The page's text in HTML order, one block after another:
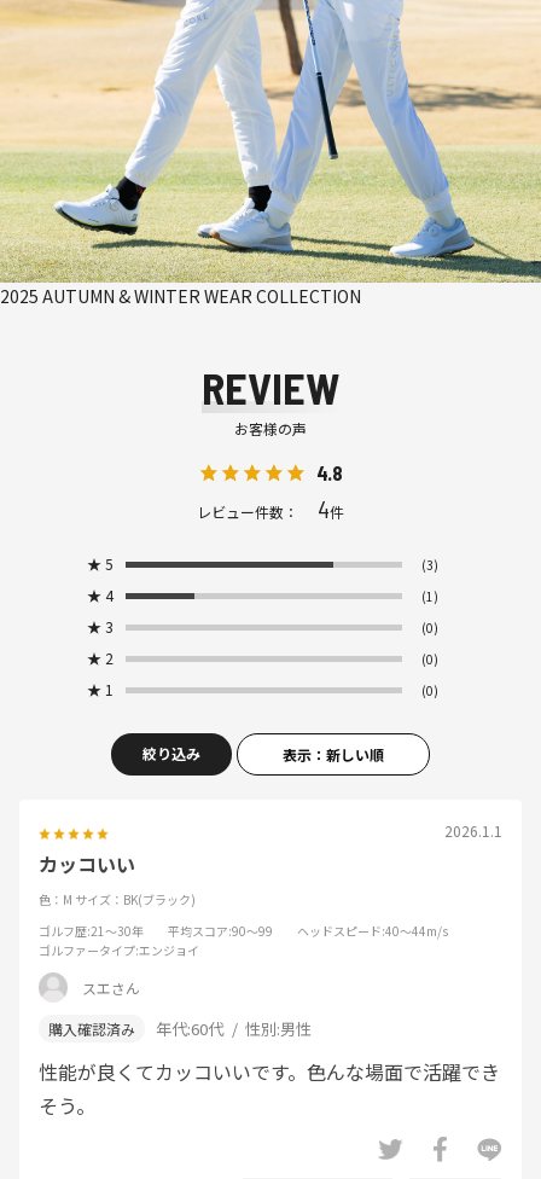
2025 AUTUMN & WINTER WEAR COLLECTION
REVIEW
お客様の声
4.8
レビュー件数： 4件
★ 5 (3)
★ 4 (1)
★ 3 (0)
★ 2 (0)
★ 1 (0)
絞り込み 表示：新しい順
2026.1.1
カッコいい
色：M サイズ：BK(ブラック)
ゴルフ歴:21～30年 平均スコア:90～99 ヘッドスピード:40～44m/s
ゴルファータイプ:エンジョイ
スエさん
年代:60代 性別:男性
性能が良くてカッコいいです。色んな場面で活躍でき
そう。